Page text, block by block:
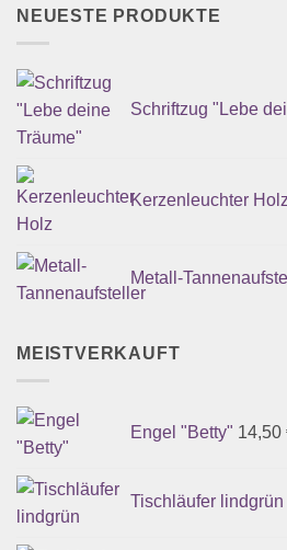
NEUESTE PRODUKTE
Schriftzug "Lebe
Kerzenleuchter Holz
Metall-
MEISTVERKAUFT
Engel "Betty" 14,50
Tischläufer lindgrün